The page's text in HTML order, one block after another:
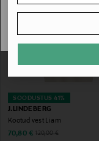
SOODUSTUS 41%
J.LINDEBERG
Kootud vest Liam
Discounted Price
70,80 € Original Price
120,00 €